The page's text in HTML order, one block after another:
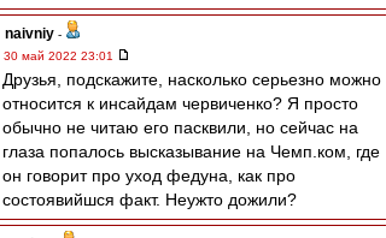
naivniy -
30 май 2022 23:01
Друзья, подскажите, насколько серьезно можно
относится к инсайдам червиченко? Я просто
обычно не читаю его пасквили, но сейчас на
глаза попалось высказывание на Чемп.ком, где
он говорит про уход федуна, как про
состоявийшся факт. Неужто дожили?